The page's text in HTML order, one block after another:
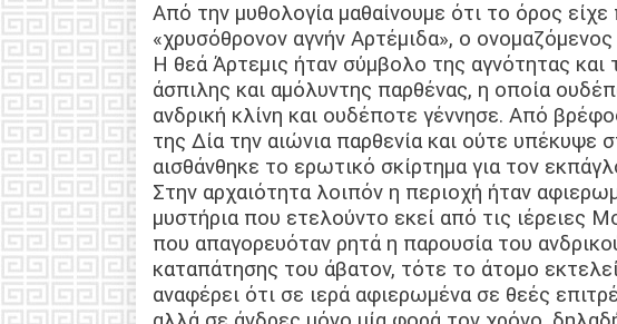
Από την μυθολογία μαθαίνουμε ότι το όρος
«χρυσόθρονον αγνήν Αρτέμιδα», ο
Η θεά Άρτεμις ήταν σύμβολο της αγνότητας και
άσπιλης και αμόλυντης παρθένας, η οποία
ανδρική κλίνη και ουδέποτε γέννησε. Από
της Δία την αιώνια παρθενία και ούτε
αισθάνθηκε το ερωτικό σκίρτημα για τον
Στην αρχαιότητα λοιπόν η περιοχή ήταν
μυστήρια που ετελούντο εκεί από τις ιέρειες
που απαγορευόταν ρητά η παρουσία του
καταπάτησης του άβατον, τότε το άτομο
αναφέρει ότι σε ιερά αφιερωμένα σε θεές